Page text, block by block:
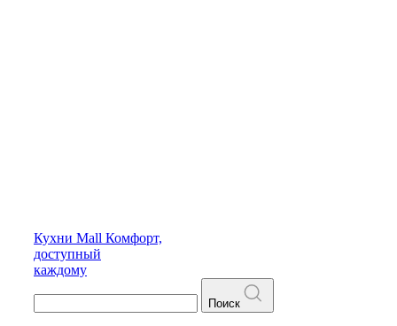
Кухни Mall Комфорт,
доступный
каждому
Поиск